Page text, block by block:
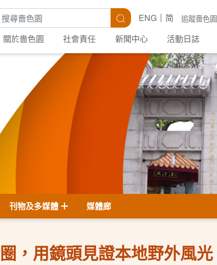
尋關鍵字 搜尋 追蹤嗇色園
ENG
简
關於嗇色園
社會責任 新聞中心 活動日誌
刊物及多媒體 媒體廊
，用鏡頭見證本地野外風光